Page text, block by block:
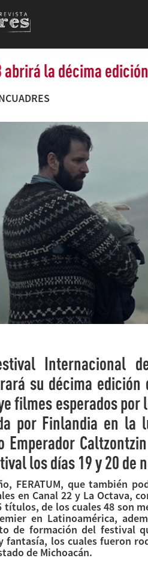
abrirá la décima
Internacional
su décima
filmes esperados por
por Finlandia en la
Emperador
los días 19 y 20 de
FERATUM, que también
en Canal 22 y La Octava,
títulos, de los cuales 48 son
en Latinoamérica,
de formación del festival
fantasía, los cuales fueron
de Michoacán.